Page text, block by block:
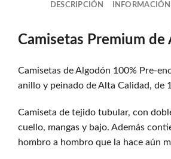
DESCRIPCIÓN
Camisetas Premium de
Camisetas de Algodón 100% Pre-
anillo y peinado de Alta Calidad, de
Camiseta de tejido tubular, con
cuello, mangas y bajo. Además
hombro a hombro que la hace aún